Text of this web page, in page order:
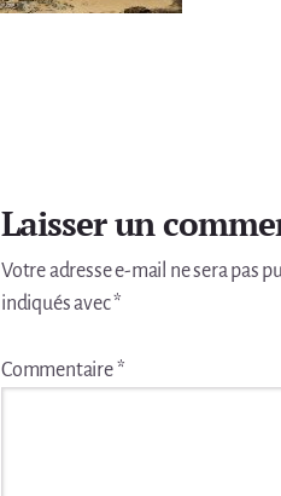
Laisser un
Votre adresse e-mail ne sera pas
indiqués avec*
Commentaire*